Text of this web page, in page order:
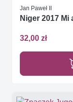
Jan Paweł II
Niger 2017 Mi
32,00 zł